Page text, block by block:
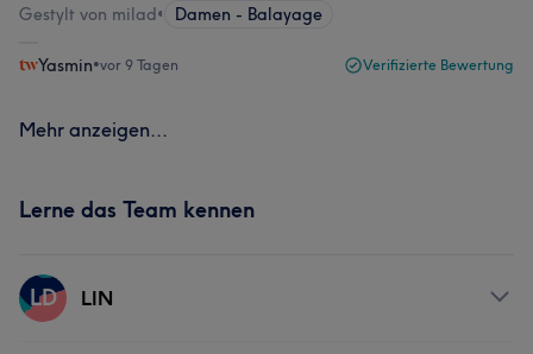
Gestylt von milad• Damen - Balayage
Yasmin•vor 9 Tagen Verifizierte Bewertung
Mehr anzeigen...
Lerne das Team kennen
LD LIN